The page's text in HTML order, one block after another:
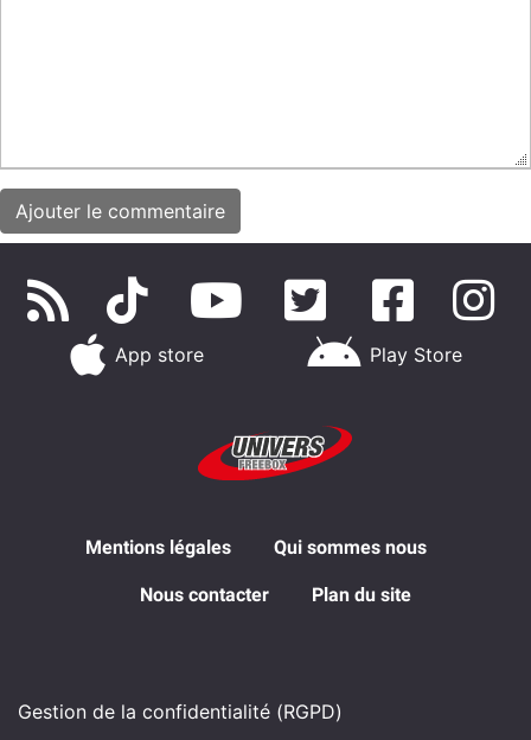
App store Play Store
Mentions légales Qui sommes nous
Nous contacter Plan du site
Gestion de la confidentialité (RGPD)